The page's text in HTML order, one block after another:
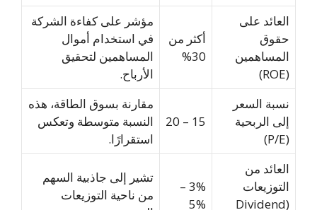
العائد على
حقوق
المساهمين
(ROE)
أكثر من
30%
مؤشر على كفاءة الشركة
في استخدام أموال
المساهمين لتحقيق
الأرباح.
نسبة السعر
إلى الربحية
(P/E)
15 – 20
مقارنة بسوق الطاقة، هذه
النسبة متوسطة وتعكس
استقرارًا.
العائد من
التوزيعات
(Dividend
3% –
5%
تشير إلى جاذبية السهم
من ناحية التوزيعات